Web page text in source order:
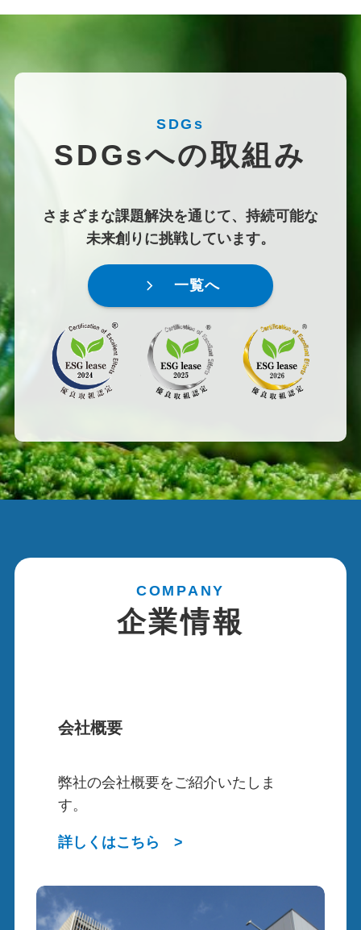
SDGs
SDGsへの取組み
さまざまな課題解決を通じて、持続可能な
未来創りに挑戦しています。
一覧へ
COMPANY
企業情報
会社概要
弊社の会社概要をご紹介いたしま
す。
詳しくはこちら >